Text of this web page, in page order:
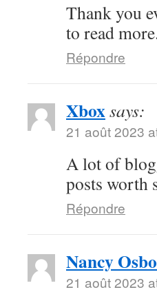
Thank you
to read
Répondre
Xboxsays:
21 août 2023
A lot of
posts worth
Répondre
Nancy
21 août 2023